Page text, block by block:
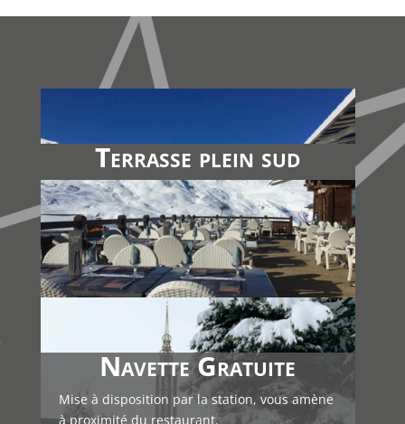
Terrasse plein sud
Navette Gratuite
Mise à disposition par la station, vous amène
à proximité du restaurant.